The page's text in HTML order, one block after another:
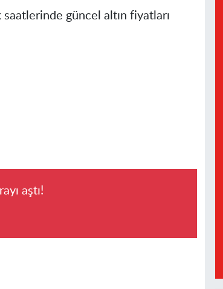
güncel altın fiyatları
aştı!